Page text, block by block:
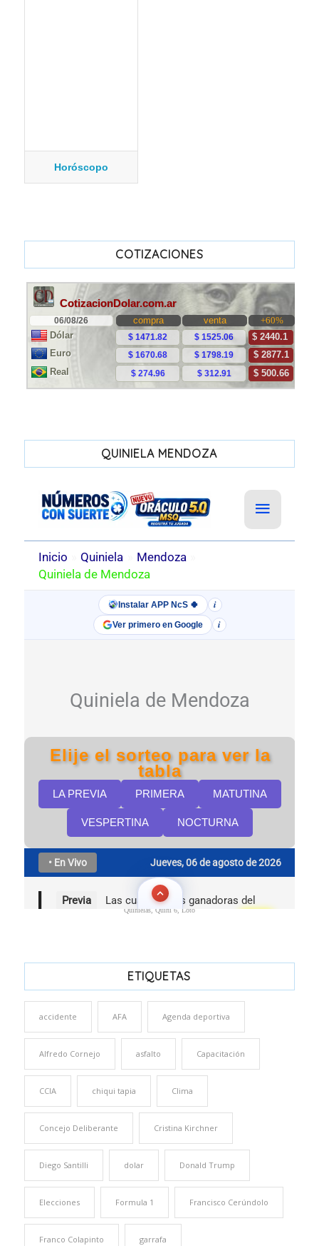
Horóscopo
COTIZACIONES
QUINIELA MENDOZA
Quinielas, Quini 6, Loto
ETIQUETAS
accidente AFA Agenda deportiva
Alfredo Cornejo asfalto Capacitación
CCIA chiqui tapia Clima
Concejo Deliberante Cristina Kirchner
Diego Santilli dolar Donald Trump
Elecciones Formula 1 Francisco Cerúndolo
Franco Colapinto garrafa